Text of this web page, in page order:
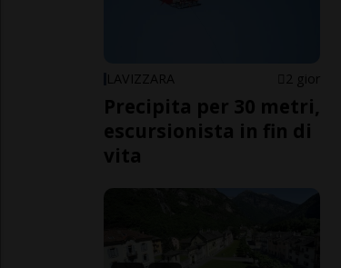
LAVIZZARA 2 gior
Precipita per 30 metri,
escursionista in fin di
vita